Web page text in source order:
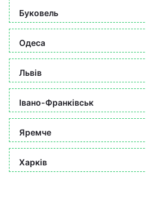
Буковель
Одеса
Львів
Івано-Франківськ
Яремче
Харків